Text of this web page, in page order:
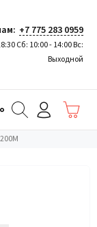
+7 775 283 0959
Сб: 10:00 - 14:00 Вс:
Выходной